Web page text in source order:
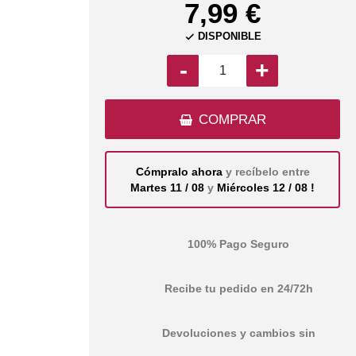
7,99 €
 DISPONIBLE
- +
COMPRAR
Cómpralo ahora y recíbelo entre
Martes 11 / 08 y Miércoles 12 / 08 !
100% Pago Seguro
Recibe tu pedido en 24/72h
Devoluciones y cambios sin